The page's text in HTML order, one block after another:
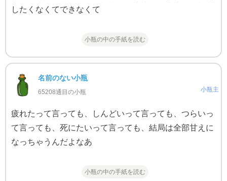
したくなくてできなくて
小瓶の中の手紙を読む
名前のない小瓶
65208通目の小瓶 小瓶主
疲れたって言っても、しんどいって言っても、つらいっ
て言っても、死にたいって言っても、結局は全部甘えに
なっちゃうんだよなあ
小瓶の中の手紙を読む